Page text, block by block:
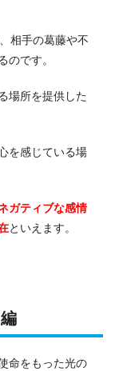
相手の葛藤や不
のです。
場所を提供した
を感じている場
ガティブな感情
といえます。
命をもった光の